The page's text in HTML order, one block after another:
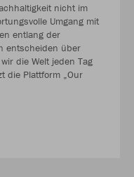
nicht im
Umgang mit
entlang der
entscheiden über
die Welt jeden Tag
die Plattform „Our